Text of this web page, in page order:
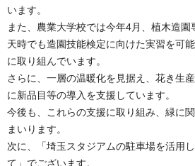
います。
また、農業大学校では今年4月、植木造
天時でも造園技能検定に向けた実習を可
に取り組んでいます。
さらに、一層の温暖化を見据え、花き生
に新品目等の導入を支援しています。
今後も、これらの支援に取り組み、緑に
まいります。
次に、「埼玉スタジアムの駐車場を活用
て」でございます。